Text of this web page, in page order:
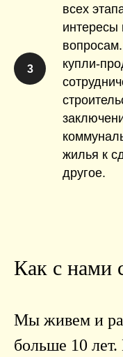
3
всех
купли-
жилья к
другое.
Как с нами
Мы живем и
больше 10